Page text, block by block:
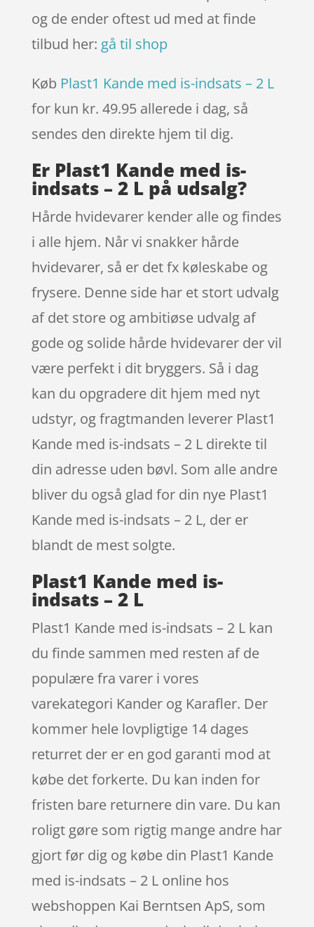
og de ender oftest ud med at finde
tilbud her: gå til shop
Køb Plast1 Kande med is-indsats – 2 L
for kun kr. 49.95 allerede i dag, så
sendes den direkte hjem til dig.
Er Plast1 Kande med is-
indsats – 2 L på udsalg?
Hårde hvidevarer kender alle og findes
i alle hjem. Når vi snakker hårde
hvidevarer, så er det fx køleskabe og
frysere. Denne side har et stort udvalg
af det store og ambitiøse udvalg af
gode og solide hårde hvidevarer der vil
være perfekt i dit bryggers. Så i dag
kan du opgradere dit hjem med nyt
udstyr, og fragtmanden leverer Plast1
Kande med is-indsats – 2 L direkte til
din adresse uden bøvl. Som alle andre
bliver du også glad for din nye Plast1
Kande med is-indsats – 2 L, der er
blandt de mest solgte.
Plast1 Kande med is-
indsats – 2 L
Plast1 Kande med is-indsats – 2 L kan
du finde sammen med resten af de
populære fra varer i vores
varekategori Kander og Karafler. Der
kommer hele lovpligtige 14 dages
returret der er en god garanti mod at
købe det forkerte. Du kan inden for
fristen bare returnere din vare. Du kan
roligt gøre som rigtig mange andre har
gjort før dig og købe din Plast1 Kande
med is-indsats – 2 L online hos
webshoppen Kai Berntsen ApS, som